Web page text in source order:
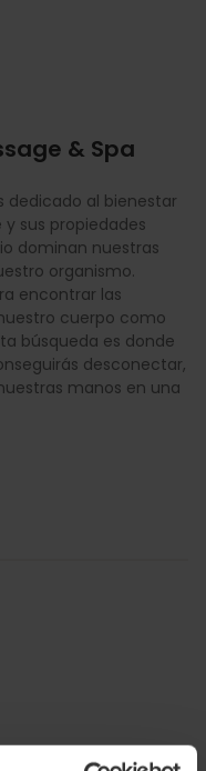
& Spa
dedicado al bienestar
sus propiedades
dominan nuestras
organismo.
encontrar las
cuerpo como
búsqueda es donde
desconectar,
manos en una